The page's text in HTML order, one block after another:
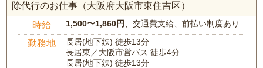
除代行のお仕事（大阪府大阪市東住吉区）
時給 1,500〜1,860円 、交通費支給、前払い制度あり
勤務地
長居(地下鉄) 徒歩13分
長居東／大阪市営バス 徒歩4分
長居(地下鉄) 徒歩13分